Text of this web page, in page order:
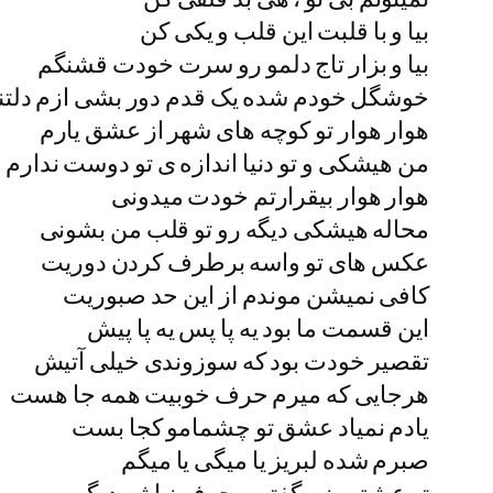
بیا و با قلبت این قلب و یکی کن
بیا و بزار تاج دلمو رو سرت خودت قشنگم
خوشگل خودم شده یک قدم دور بشی ازم
هوار هوار تو کوچه های شهر از عشق یارم
من هیشکی و تو دنیا اندازه ی تو دوست ندارم
هوار هوار بیقرارتم خودت میدونی
محاله هیشکی دیگه رو تو قلب من بشونی
عکس های تو واسه برطرف کردن دوریت
کافی نمیشن موندم از این حد صبوریت
این قسمت ما بود یه پا پس یه پا پیش
تقصیر خودت بود که سوزوندی خیلی آتیش
هرجایی که میرم حرف خوبیت همه جا هست
یادم نمیاد عشق تو چشمامو کجا بست
صبرم شده لبریز یا میگی یا میگم